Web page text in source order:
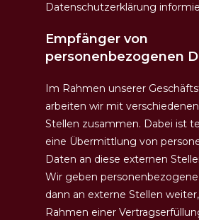
Datenschutzerklärung
Empfänger von
personenbezogenen
Im Rahmen unserer
arbeiten wir mit
Stellen zusammen. Dabei ist
eine Übermittlung von
Daten an diese externen
Wir geben
dann an externe Stellen
Rahmen einer